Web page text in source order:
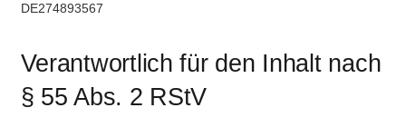
DE274893567
Verantwortlich für den Inhalt nach
§ 55 Abs. 2 RStV